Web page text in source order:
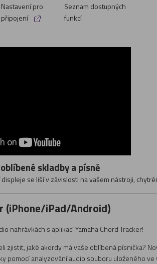
Nastavení pro
připojení
Seznam dostupných
funkcí
skladby a písně
se liší v závislosti na vašem nástroji,
(iPhone/iPad/Android)
nahrávkách s aplikací Yamaha Chord Tracker!
zjistit, jaké akordy má vaše oblíbená písnička?
pomocí analyzování audio souboru uloženého